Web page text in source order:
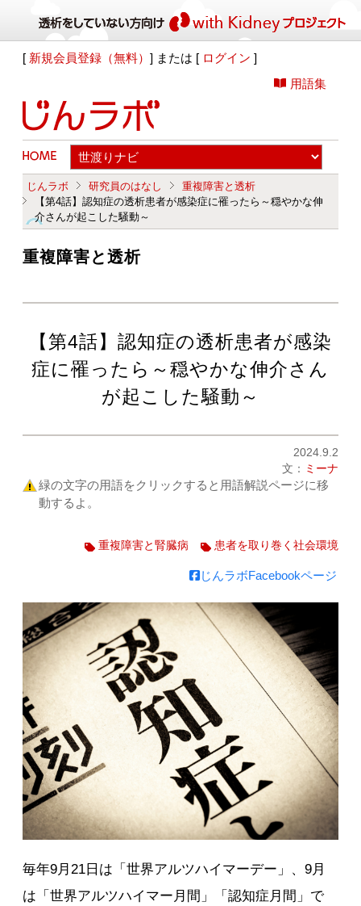
[ 新規会員登録（無料）] または [ ログイン ]
用語集
じんラボ 研究員のはなし
重複障害と透析
【第4話】認知症の透析患者が感染症に罹ったら～穏やかな伸
介さんが起こした騒動～
重複障害と透析
【第4話】認知症の透析患者が感染
症に罹ったら～穏やかな伸介さん
が起こした騒動～
2024.9.2
文： ミーナ
緑の文字の用語をクリックすると用語解説ページに移
動するよ。
重複障害と腎臓病 患者を取り巻く社会環境
じんラボFacebookページ
毎年9月21日は「世界アルツハイマーデー」、9月
は「世界アルツハイマー月間」「認知症月間」で